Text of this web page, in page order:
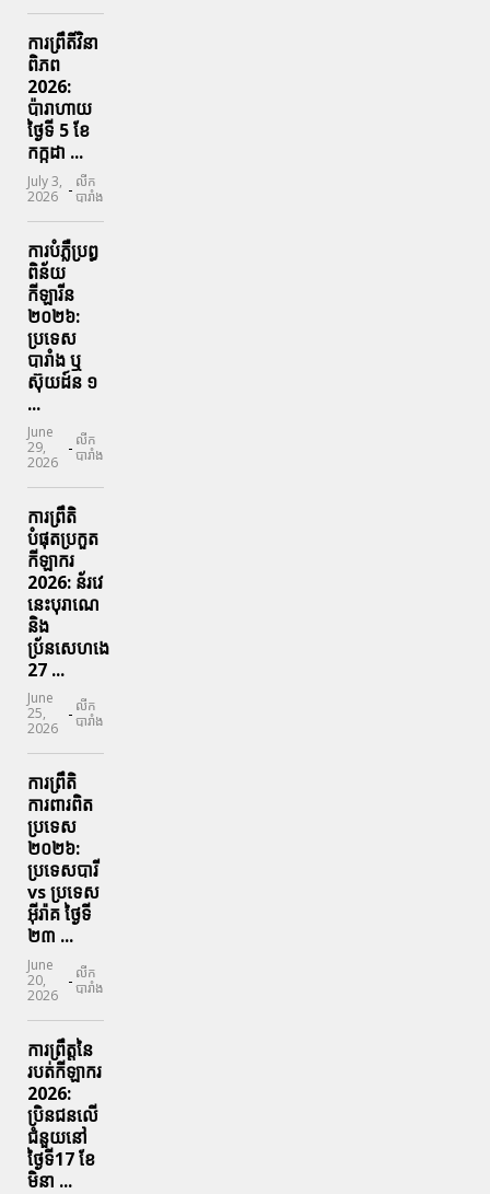
ការព្រឹតិ៍វិនា
ពិភព
2026:
ប៉ារាហាយ
ថ្ងៃទី 5 ខែ
កក្កដា ...
July 3,
2026 - លីក
បារាំង
ការបំភ្លឺប្រព្ធ​
ពិន័យ​
កីឡារីន​
២០២៦:
ប្រទេស​
បារាំង​ ឬ​
ស៊ុយដ៍ន​ ១
...
June
29,
2026
- លីក
បារាំង
ការព្រឹតិ
បំផុតប្រកួត
កីឡាករ
2026: ន័រវេ
នេះបុរាណេ
និង
ប្រ័នសេហងេ
27 ...
June
25,
2026
- លីក
បារាំង
ការព្រឹតិ
ការពារ​ពិត
ប្រទេស
២០២៦:
ប្រទេសបារី
vs ប្រទេស
អ៊ីរ៉ាគ ថ្ងៃទី​
២៣ ...
June
20,
2026
- លីក
បារាំង
ការព្រឹត្តនៃ
របត់កីឡាករ
2026:
ប្រិនជនលើ
ជំនួយនៅ
ថ្ងៃទី17 ខែ
មិនា ...